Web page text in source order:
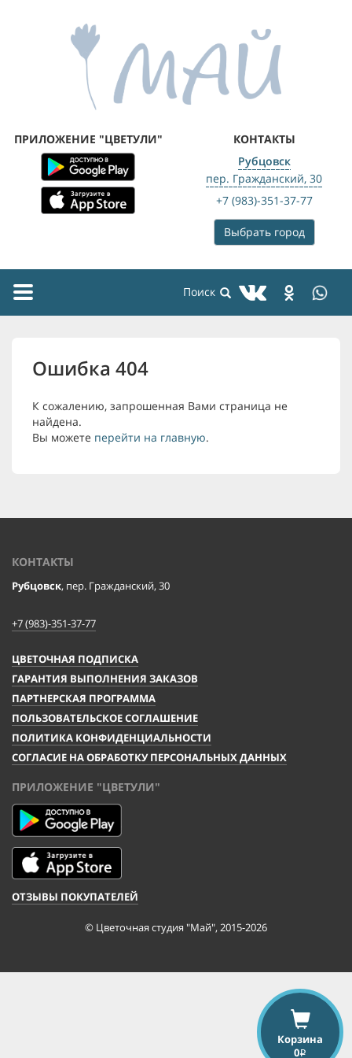
ПРИЛОЖЕНИЕ "ЦВЕТУЛИ"
КОНТАКТЫ
Рубцовск
пер. Гражданский, 30
+7 (983)-351-37-77
Выбрать город
Toggle
Ошибка 404
К сожалению, запрошенная Вами страница не
найдена.
Вы можете перейти на главную.
КОНТАКТЫ
Рубцовск, пер. Гражданский, 30
+7 (983)-351-37-77
ЦВЕТОЧНАЯ ПОДПИСКА
ГАРАНТИЯ ВЫПОЛНЕНИЯ ЗАКАЗОВ
ПАРТНЕРСКАЯ ПРОГРАММА
ПОЛЬЗОВАТЕЛЬСКОЕ СОГЛАШЕНИЕ
ПОЛИТИКА КОНФИДЕНЦИАЛЬНОСТИ
СОГЛАСИЕ НА ОБРАБОТКУ ПЕРСОНАЛЬНЫХ ДАННЫХ
ПРИЛОЖЕНИЕ "ЦВЕТУЛИ"
ОТЗЫВЫ ПОКУПАТЕЛЕЙ
© Цветочная студия "Май", 2015-2026
Корзина
0i